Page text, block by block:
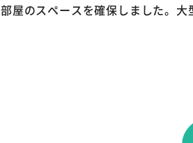
部屋のスペースを確保しました。